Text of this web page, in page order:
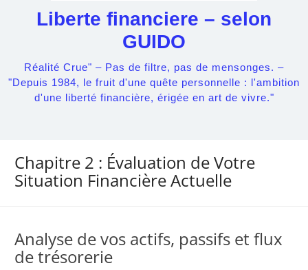
Liberte financiere – selon
GUIDO
Réalité Crue" – Pas de filtre, pas de mensonges. –
"Depuis 1984, le fruit d'une quête personnelle : l'ambition
d'une liberté financière, érigée en art de vivre."
Chapitre 2 : Évaluation de Votre
Situation Financière Actuelle
Analyse de vos actifs, passifs et flux
de trésorerie